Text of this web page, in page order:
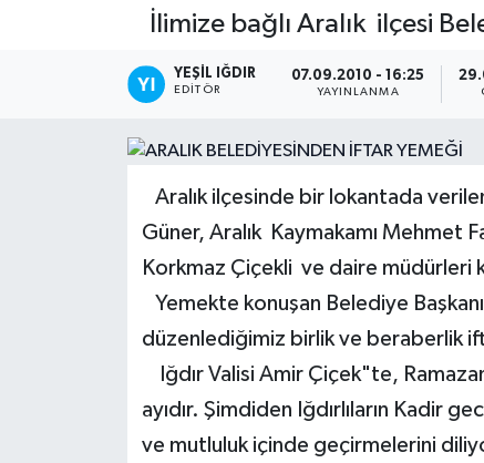
İlimize bağlı Aralık ilçesi
YEŞIL IĞDIR
EDITÖR
07.09.2010 - 16:25
YAYINLANMA
Aralık ilçesinde bir lokantada
Güner, Aralık Kaymakamı Mehmet
Korkmaz Çiçekli ve daire müdürleri
Yemekte konuşan Belediye
düzenlediğimiz birlik ve beraberlik
Iğdır Valisi Amir Çiçek"te,
ayıdır. Şimdiden Iğdırlıların Kadir
ve mutluluk içinde geçirmelerini
Süper Lig Puan Durumu ve Fikstür
Tüm Manşetler
Son Dakika Haberleri
Haber Arşivi